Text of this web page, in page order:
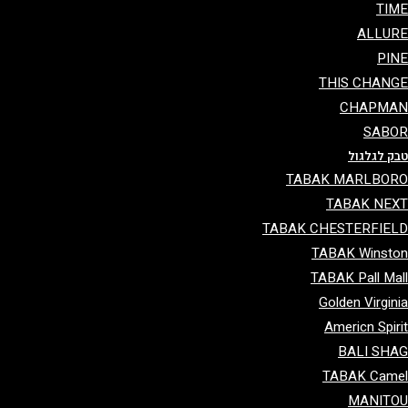
THIS
לגלגול
TABAK
TABAK
TABAK
TABAK
TABAK Pall
Golden
Americn
BALI
TABAK